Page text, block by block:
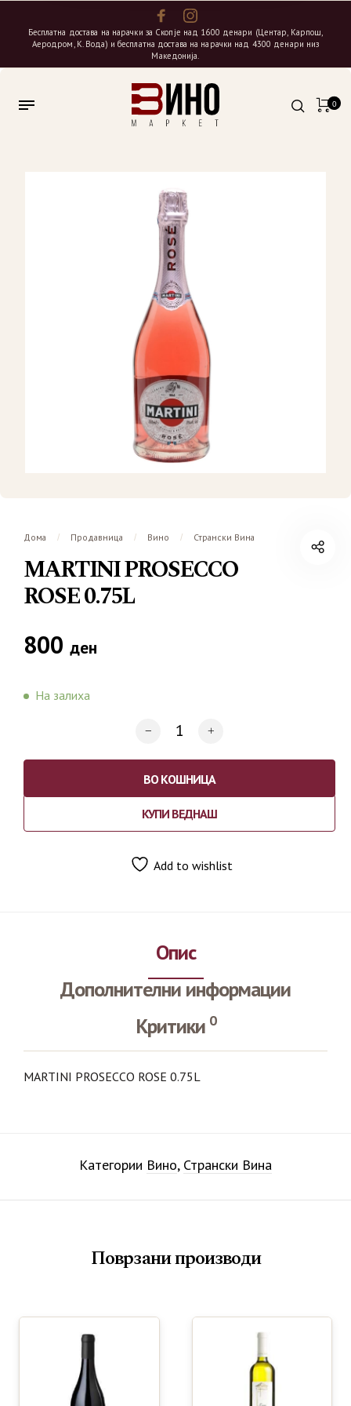
Бесплатна достава на нарачки за Скопје над 1600 денари (Центар, Карпош,
Аеродром, К. Вода) и бесплатна достава на нарачки над 4300 денари низ
Македонија.
0
Дома / Продавница / Вино / Странски Вина
MARTINI PROSECCO
ROSE 0.75L
800 ден
На залиха
ВО КОШНИЦА
КУПИ ВЕДНАШ
Add to wishlist
Опис
Дополнителни информации
Критики 0
MARTINI PROSECCO ROSE 0.75L
Категории Вино, Странски Вина
Поврзани производи